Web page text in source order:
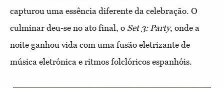
capturou uma essência diferente da celebração. O
culminar deu-se no ato final, o Set 3: Party, onde a
noite ganhou vida com uma fusão eletrizante de
música eletrónica e ritmos folclóricos espanhóis.